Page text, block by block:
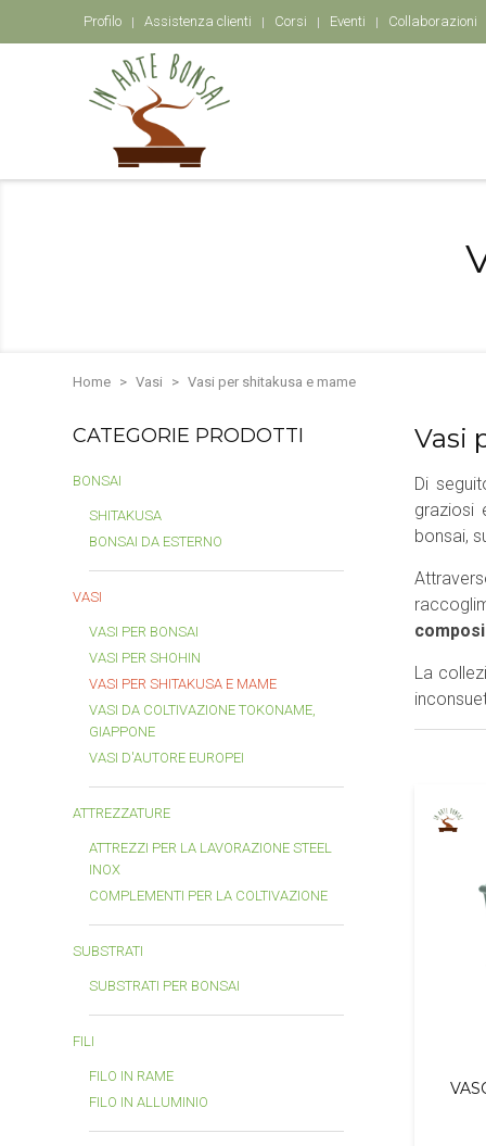
Profilo Assistenza clienti Corsi Eventi Collaborazioni
Home Vasi Vasi per shitakusa e mame
CATEGORIE PRODOTTI
BONSAI
SHITAKUSA
BONSAI DA ESTERNO
VASI
VASI PER BONSAI
VASI PER SHOHIN
VASI PER SHITAKUSA E MAME
VASI DA COLTIVAZIONE TOKONAME,
GIAPPONE
VASI D'AUTORE EUROPEI
ATTREZZATURE
ATTREZZI PER LA LAVORAZIONE STEEL
INOX
COMPLEMENTI PER LA COLTIVAZIONE
SUBSTRATI
SUBSTRATI PER BONSAI
FILI
FILO IN RAME
FILO IN ALLUMINIO
Vasi
Di
graziosi
bonsai,
La